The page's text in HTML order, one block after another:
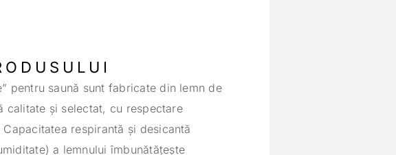
pentru saună sunt fabricate din lemn de
calitate și selectat, cu respectare
respirantă și desicantă
a lemnului îmbunătățește